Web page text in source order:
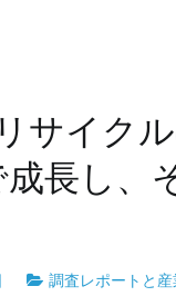
サイク
長し、
調査レポートと